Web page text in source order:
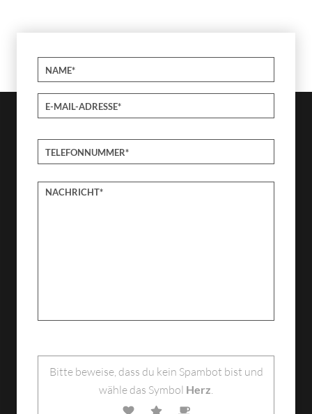
Bitte lasse dieses Feld leer.
Bitte beweise, dass du kein Spambot bist und
wähle das Symbol Herz.